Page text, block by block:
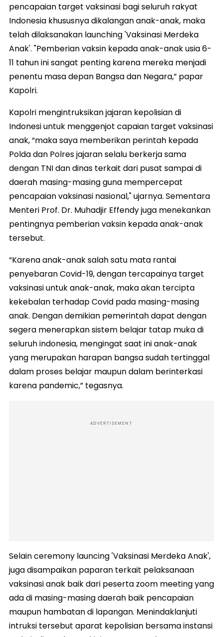
pencapaian target vaksinasi bagi seluruh rakyat
Indonesia khususnya dikalangan anak-anak, maka
telah dilaksanakan launching 'Vaksinasi Merdeka
Anak'. "Pemberian vaksin kepada anak-anak usia 6-
11 tahun ini sangat penting karena mereka menjadi
penentu masa depan Bangsa dan Negara,” papar
Kapolri.
Kapolri mengintruksikan jajaran kepolisian di
Indonesi untuk menggenjot capaian target vaksinasi
anak, “maka saya memberikan perintah kepada
Polda dan Polres jajaran selalu berkerja sama
dengan TNI dan dinas terkait dari pusat sampai di
daerah masing-masing guna mempercepat
pencapaian vaksinasi nasional," ujarnya. Sementara
Menteri Prof. Dr. Muhadjir Effendy juga menekankan
pentingnya pemberian vaksin kepada anak-anak
tersebut.
“Karena anak-anak salah satu mata rantai
penyebaran Covid-19, dengan tercapainya target
vaksinasi untuk anak-anak, maka akan tercipta
kekebalan terhadap Covid pada masing-masing
anak. Dengan demikian pemerintah dapat dengan
segera menerapkan sistem belajar tatap muka di
seluruh indonesia, mengingat saat ini anak-anak
yang merupakan harapan bangsa sudah tertinggal
dalam proses belajar maupun dalam berinterkasi
karena pandemic,” tegasnya.
ADVERTISEMENT
Selain ceremony launcing 'Vaksinasi Merdeka Anak',
juga disampaikan paparan terkait pelaksanaan
vaksinasi anak baik dari peserta zoom meeting yang
ada di masing-masing daerah baik pencapaian
maupun hambatan di lapangan. Menindaklanjuti
intruksi tersebut aparat kepolisian bersama instansi